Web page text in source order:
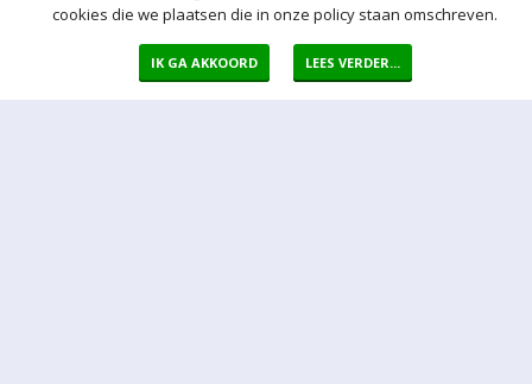
cookies die we plaatsen die in onze policy staan omschreven.
IK GA AKKOORD LEES VERDER...